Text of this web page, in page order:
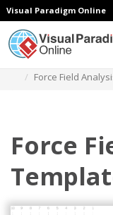
Visual Paradigm Online
Force Field
Force